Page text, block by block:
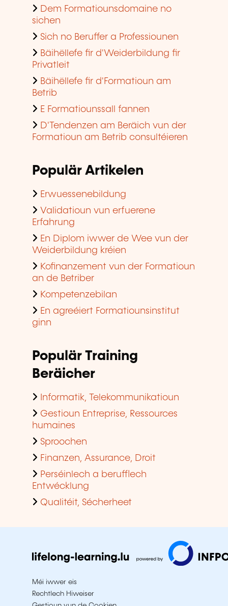
Dem Formatiounsdomaine no
sichen
Sich no Beruffer a Professiounen
Bäihëllefe fir d'Weiderbildung fir
Privatleit
Bäihëllefe fir d'Formatioun am
Betrib
E Formatiounssall fannen
D'Tendenzen am Beräich vun der
Formatioun am Betrib consultéieren
Populär Artikelen
Erwuessenebildung
Validatioun vun erfuerene
Erfahrung
En Diplom iwwer de Wee vun der
Weiderbildung kréien
Kofinanzement vun der Formatioun
an de Betriber
Kompetenzebilan
En agreéiert Formatiounsinstitut
ginn
Populär Training
Beräicher
Informatik, Telekommunikatioun
Gestioun Entreprise, Ressources
humaines
Sproochen
Finanzen, Assurance, Droit
Perséinlech a berufflech
Entwécklung
Qualitéit, Sécherheet
Méi iwwer eis
Rechtlech Hiweiser